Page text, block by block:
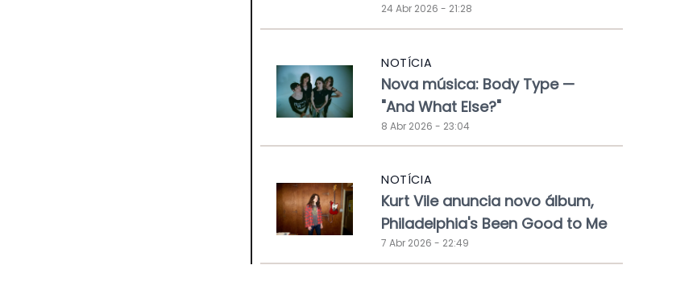
24 Abr 2026 - 21:28
NOTÍCIA
Nova música: Body Type —
"And What Else?"
8 Abr 2026 - 23:04
NOTÍCIA
Kurt Vile anuncia novo álbum,
Philadelphia's Been Good to Me
7 Abr 2026 - 22:49